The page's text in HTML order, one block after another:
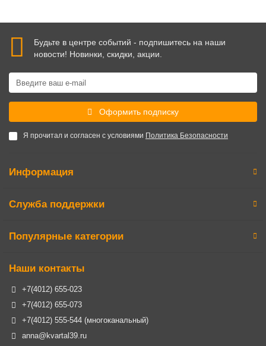
Будьте в центре событий - подпишитесь на наши
новости! Новинки, скидки, акции.
Оформить подписку
Я прочитал и согласен с условиями Политика Безопасности
Информация
Служба поддержки
Популярные категории
Наши контакты
+7(4012) 655-023
+7(4012) 655-073
+7(4012) 555-544 (многоканальный)
anna@kvartal39.ru